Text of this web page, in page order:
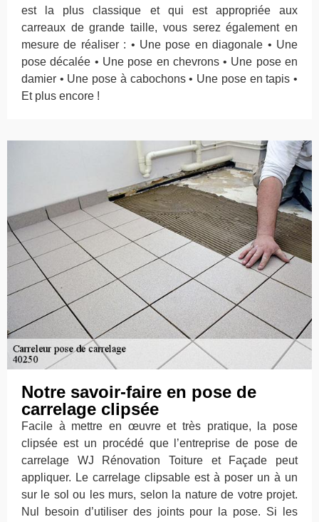
est la plus classique et qui est appropriée aux
carreaux de grande taille, vous serez également en
mesure de réaliser : • Une pose en diagonale • Une
pose décalée • Une pose en chevrons • Une pose en
damier • Une pose à cabochons • Une pose en tapis •
Et plus encore !
Notre savoir-faire en pose de
carrelage clipsée
Facile à mettre en œuvre et très pratique, la pose
clipsée est un procédé que l’entreprise de pose de
carrelage WJ Rénovation Toiture et Façade peut
appliquer. Le carrelage clipsable est à poser un à un
sur le sol ou les murs, selon la nature de votre projet.
Nul besoin d’utiliser des joints pour la pose. Si les